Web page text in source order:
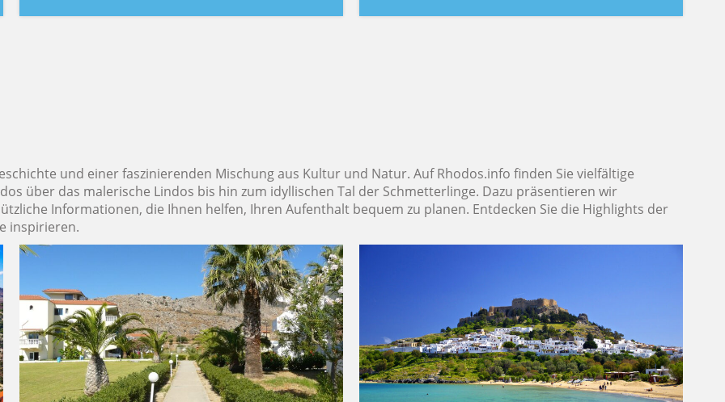
und einer faszinierenden Mischung aus Kultur und Natur. Auf Rhodos.info finden Sie vielfältige
über das malerische Lindos bis hin zum idyllischen Tal der Schmetterlinge. Dazu präsentieren wir
Informationen, die Ihnen helfen, Ihren Aufenthalt bequem zu planen. Entdecken Sie die Highlights der
inspirieren.